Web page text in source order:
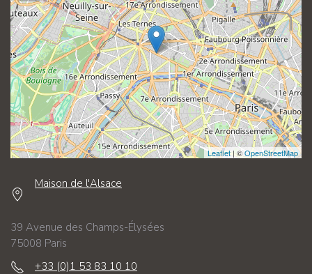
Leaflet| ©OpenStreetMap
Maison de l'Alsace
39 Avenue des Champs-Élysées
75008 Paris
+33 (0)1 53 83 10 10